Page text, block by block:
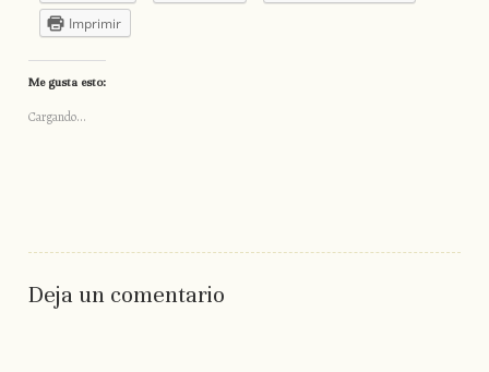
Imprimir
Me gusta esto:
Cargando...
Deja un comentario